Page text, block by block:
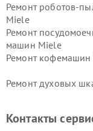
Ремонт роботов-
Miele
Ремонт
машин Miele
Ремонт
Ремонт духовых
Miele
Контакты